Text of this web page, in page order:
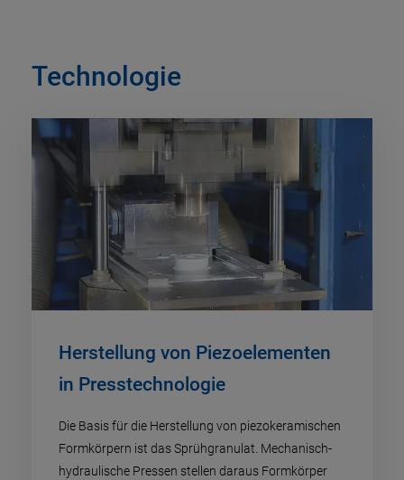
Technologie
Herstellung von Piezoelementen
in Presstechnologie
Die Basis für die Herstellung von piezokeramischen
Formkörpern ist das Sprühgranulat. Mechanisch-
hydraulische Pressen stellen daraus Formkörper